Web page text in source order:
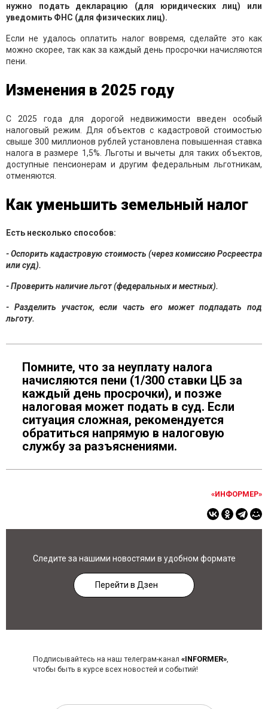
нужно подать декларацию (для юридических лиц) или
уведомить ФНС (для физических лиц).
Если не удалось оплатить налог вовремя, сделайте это как
можно скорее, так как за каждый день просрочки начисляются
пени.
Изменения в 2025 году
С 2025 года для дорогой недвижимости введен особый
налоговый режим. Для объектов с кадастровой стоимостью
свыше 300 миллионов рублей установлена повышенная ставка
налога в размере 1,5%. Льготы и вычеты для таких объектов,
доступные пенсионерам и другим федеральным льготникам,
отменяются.
Как уменьшить земельный налог
Есть несколько способов:
- Оспорить кадастровую стоимость (через комиссию Росреестра
или суд).
- Проверить наличие льгот (федеральных и местных).
- Разделить участок, если часть его может подпадать под
льготу.
Помните, что за неуплату налога
начисляются пени (1/300 ставки ЦБ за
каждый день просрочки), и позже
налоговая может подать в суд. Если
ситуация сложная, рекомендуется
обратиться напрямую в налоговую
службу за разъяснениями.
«ИНФОРМЕР»
Следите за нашими новостями в удобном формате
Перейти в Дзен
Подписывайтесь на наш телеграм-канал «INFORMER»,
чтобы быть в курсе всех новостей и событий!